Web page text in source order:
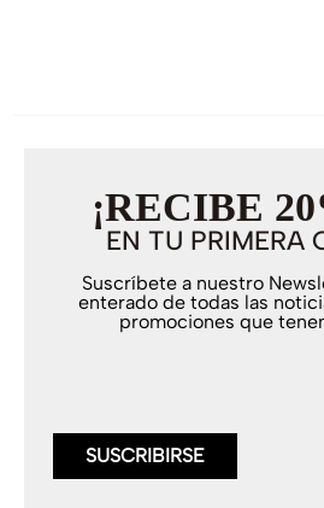
¡RECIBE
EN TU PRIMERA
Suscríbete a nuestro
enterado de todas las
promociones que
SUSCRIBIRSE